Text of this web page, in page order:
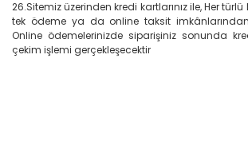
26.Sitemiz üzerinden kredi kartlarınız ile, Her türlü
tek ödeme ya da online taksit
Online ödemelerinizde siparişiniz sonunda
çekim işlemi gerçekleşecektir